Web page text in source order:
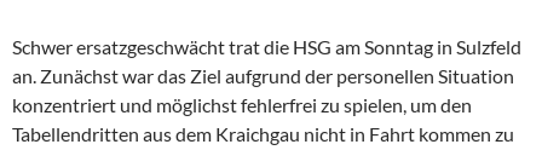
Schwer ersatzgeschwächt trat die HSG am Sonntag in Sulzfeld
an. Zunächst war das Ziel aufgrund der personellen Situation
konzentriert und möglichst fehlerfrei zu spielen, um den
Tabellendritten aus dem Kraichgau nicht in Fahrt kommen zu